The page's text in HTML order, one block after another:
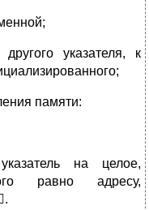
указателя, к
памяти:
на целое,
равно адресу,